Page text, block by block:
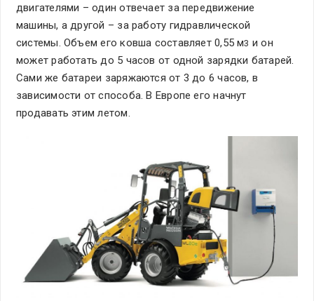
двигателями – один отвечает за передвижение
машины, а другой – за работу гидравлической
системы. Объем его ковша составляет 0,55 м3 и он
может работать до 5 часов от одной зарядки батарей.
Сами же батареи заряжаются от 3 до 6 часов, в
зависимости от способа. В Европе его начнут
продавать этим летом.